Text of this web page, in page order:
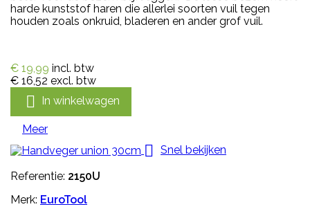
harde kunststof haren die allerlei soorten vuil tegen
houden zoals onkruid, bladeren en ander grof vuil.
€ 19,99 incl. btw
€ 16,52 excl. btw
 In winkelwagen
Meer
 Snel bekijken
Referentie: 2150U
Merk: EuroTool